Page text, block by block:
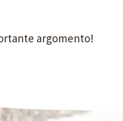
argomento!